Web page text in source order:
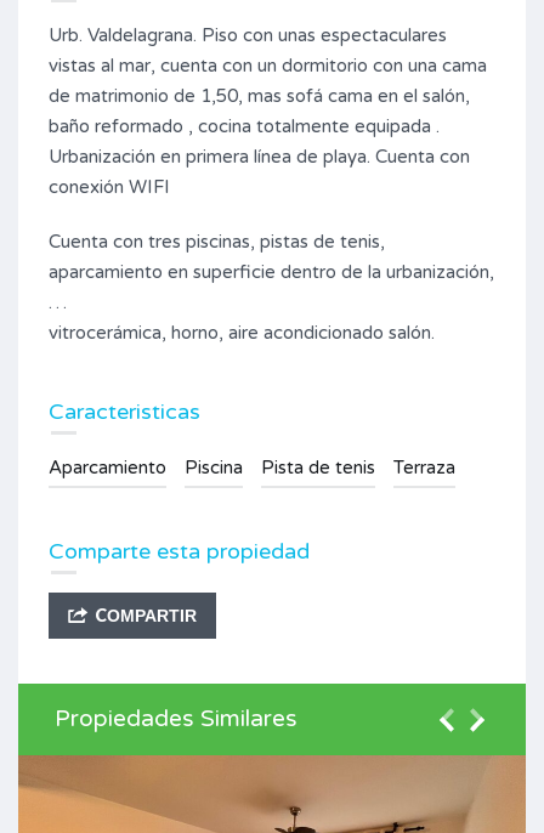
Urb. Valdelagrana. Piso con unas espectaculares
vistas al mar, cuenta con un dormitorio con una cama
de matrimonio de 1,50, mas sofá cama en el salón,
baño reformado , cocina totalmente equipada .
Urbanización en primera línea de playa. Cuenta con
conexión WIFI
Cuenta con tres piscinas, pistas de tenis,
aparcamiento en superficie dentro de la urbanización,
…
vitrocerámica, horno, aire acondicionado salón.
Caracteristicas
Aparcamiento Piscina Pista de tenis Terraza
Comparte esta propiedad
COMPARTIR
Propiedades Similares